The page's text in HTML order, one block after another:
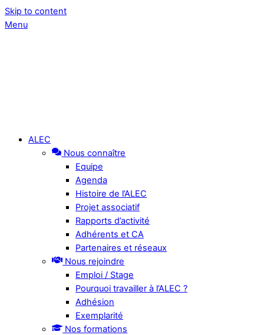
Skip to content
Menu
ALEC
Nous connaître
Equipe
Agenda
Histoire de l’ALEC
Projet associatif
Rapports d’activité
Adhérents et CA
Partenaires et réseaux
Nous rejoindre
Emploi / Stage
Pourquoi travailler à l’ALEC ?
Adhésion
Exemplarité
Nos formations